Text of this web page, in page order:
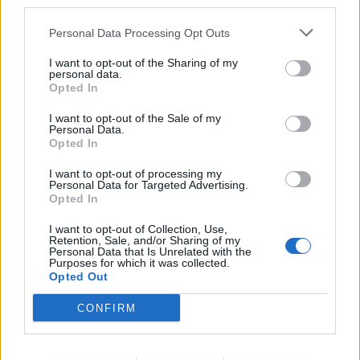
Personal Data Processing Opt Outs
I want to opt-out of the Sharing of my
personal data.
Opted In
I want to opt-out of the Sale of my
Personal Data.
Opted In
I want to opt-out of processing my
Personal Data for Targeted Advertising.
Opted In
I want to opt-out of Collection, Use,
Retention, Sale, and/or Sharing of my
Personal Data that Is Unrelated with the
Purposes for which it was collected.
Opted Out
CONFIRM
The-GOAT torsdag 20:54
felsökning
Man man ha mindre ström till
Senaste inlägget av BilFixare torsdag 14:37 El- och hybridbilar
Senaste projektinläggen
Vw 1956 oval prosjekt 12 svar
Senaste inlägget av
Puttelitens projekt Audi S2 Avant. Back
to basic. + garagefix.
Senaste inlägget av Putteliten fredag 22:10
Volkswagen Golf MK4 v6 4motion OEM++
med JDM inspiration.
Senaste inlägget avStol3n_Identity fredag 10:06iProjekt